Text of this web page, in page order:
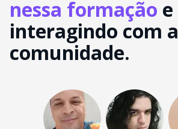
nessa formação e
interagindo com a
comunidade.